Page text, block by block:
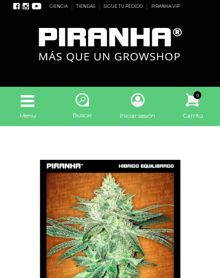
CIENCIA TIENDAS SIGUE TU PEDIDO PIRANHA VIP
Menu Buscar Iniciar sesión
0
Carrito